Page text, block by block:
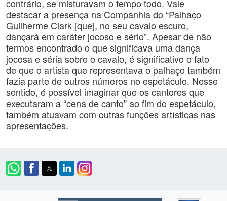
contrário, se misturavam o tempo todo. Vale
destacar a presença na Companhia do “Palhaço
Guilherme Clark [que], no seu cavalo escuro,
dançará em caráter jocoso e sério”. Apesar de não
termos encontrado o que significava uma dança
jocosa e séria sobre o cavalo, é significativo o fato
de que o artista que representava o palhaço também
fazia parte de outros números no espetáculo. Nesse
sentido, é possível imaginar que os cantores que
executaram a “cena de canto” ao fim do espetáculo,
também atuavam com outras funções artísticas nas
apresentações.